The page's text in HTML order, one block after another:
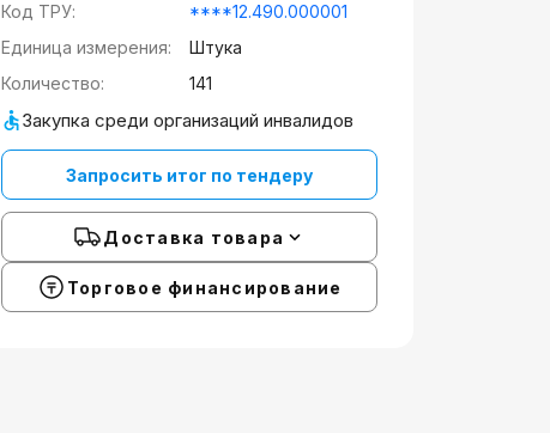
Код ТРУ:
****12.490.000001
Единица измерения:
Штука
Количество:
141
Закупка среди организаций инвалидов
Запросить итог по тендеру
Доставка товара
Торговое финансирование